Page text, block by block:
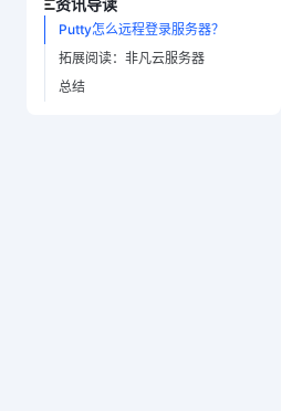
资讯导读
Putty怎么远程登录服务器？
拓展阅读：非凡云服务器
总结